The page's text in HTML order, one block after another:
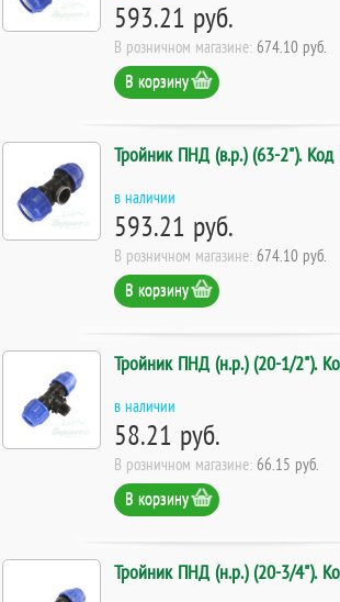
593.21 руб.
В розничном магазине: 674.10 руб.
В корзину
Тройник ПНД (в.р.) (63-2"). Код
в наличии
593.21 руб.
В розничном магазине: 674.10 руб.
В корзину
Тройник ПНД (н.р.) (20-1/2").
в наличии
58.21 руб.
В розничном магазине: 66.15 руб.
В корзину
Тройник ПНД (н.р.) (20-3/4").